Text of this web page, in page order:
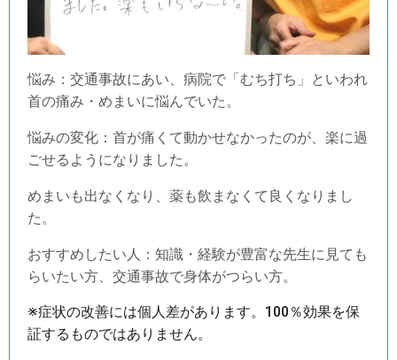
悩み：交通事故にあい、病院で「むち打ち」といわれ
首の痛み・めまいに悩んでいた。
悩みの変化：首が痛くて動かせなかったのが、楽に過
ごせるようになりました。
めまいも出なくなり、薬も飲まなくて良くなりまし
た。
おすすめしたい人：知識・経験が豊富な先生に見ても
らいたい方、交通事故で身体がつらい方。
※症状の改善には個人差があります。100％効果を保
証するものではありません。